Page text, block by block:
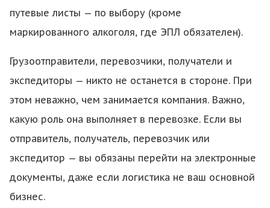
путевые листы — по выбору (кроме
маркированного алкоголя, где ЭПЛ обязателен).
Грузоотправители, перевозчики, получатели и
экспедиторы — никто не останется в стороне. При
этом неважно, чем занимается компания. Важно,
какую роль она выполняет в перевозке. Если вы
отправитель, получатель, перевозчик или
экспедитор — вы обязаны перейти на электронные
документы, даже если логистика не ваш основной
бизнес.